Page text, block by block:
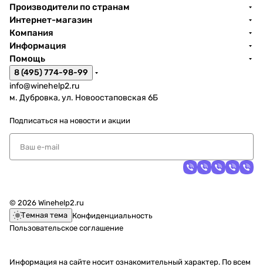
Производители по странам
Интернет-магазин
Компания
Информация
Помощь
8 (495) 774-98-99
info@winehelp2.ru
м. Дубровка, ул. Новоостаповская 6Б
Подписаться на новости и акции
© 2026 Winehelp2.ru
Темная тема Конфиденциальность
Пользовательское соглашение
Информация на сайте носит ознакомительный характер. По всем